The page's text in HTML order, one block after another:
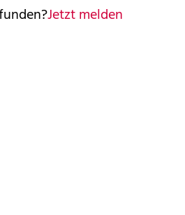
Jetzt melden